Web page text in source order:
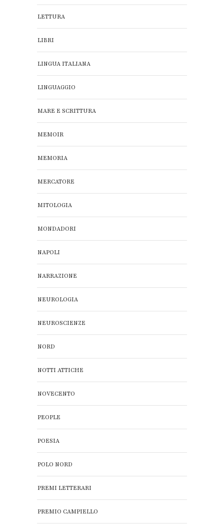
LETTURA
LIBRI
LINGUA ITALIANA
LINGUAGGIO
MARE E SCRITTURA
MEMOIR
MEMORIA
MERCATORE
MITOLOGIA
MONDADORI
NAPOLI
NARRAZIONE
NEUROLOGIA
NEUROSCIENZE
NORD
NOTTI ATTICHE
NOVECENTO
PEOPLE
POESIA
POLO NORD
PREMI LETTERARI
PREMIO CAMPIELLO